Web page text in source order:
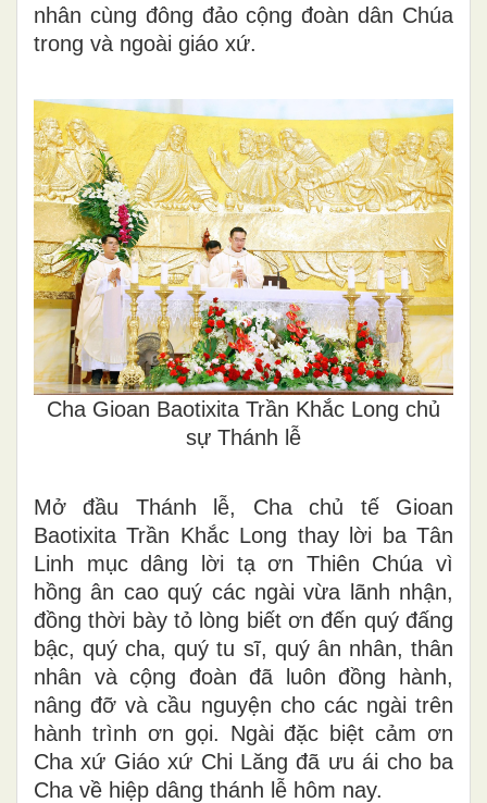
nhân cùng đông đảo cộng đoàn dân Chúa
trong và ngoài giáo xứ.
Cha Gioan Baotixita Trần Khắc Long chủ
sự Thánh lễ
Mở đầu Thánh lễ, Cha chủ tế Gioan
Baotixita Trần Khắc Long thay lời ba Tân
Linh mục dâng lời tạ ơn Thiên Chúa vì
hồng ân cao quý các ngài vừa lãnh nhận,
đồng thời bày tỏ lòng biết ơn đến quý đấng
bậc, quý cha, quý tu sĩ, quý ân nhân, thân
nhân và cộng đoàn đã luôn đồng hành,
nâng đỡ và cầu nguyện cho các ngài trên
hành trình ơn gọi. Ngài đặc biệt cảm ơn
Cha xứ Giáo xứ Chi Lăng đã ưu ái cho ba
Cha về hiệp dâng thánh lễ hôm nay.